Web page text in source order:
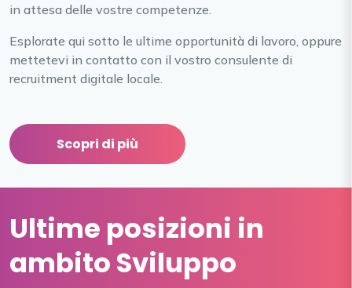
in attesa delle vostre competenze.
Esplorate qui sotto le ultime opportunità di lavoro, oppure
mettetevi in contatto con il vostro consulente di
recruitment digitale locale.
Scopri di più
Ultime posizioni in
ambito Sviluppo